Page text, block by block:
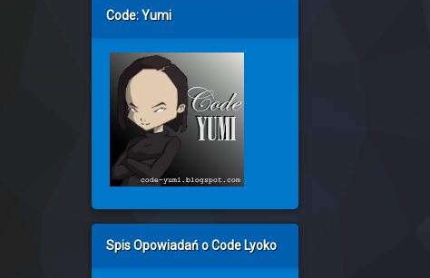
Code: Yumi
Spis Opowiadań o Code Lyoko